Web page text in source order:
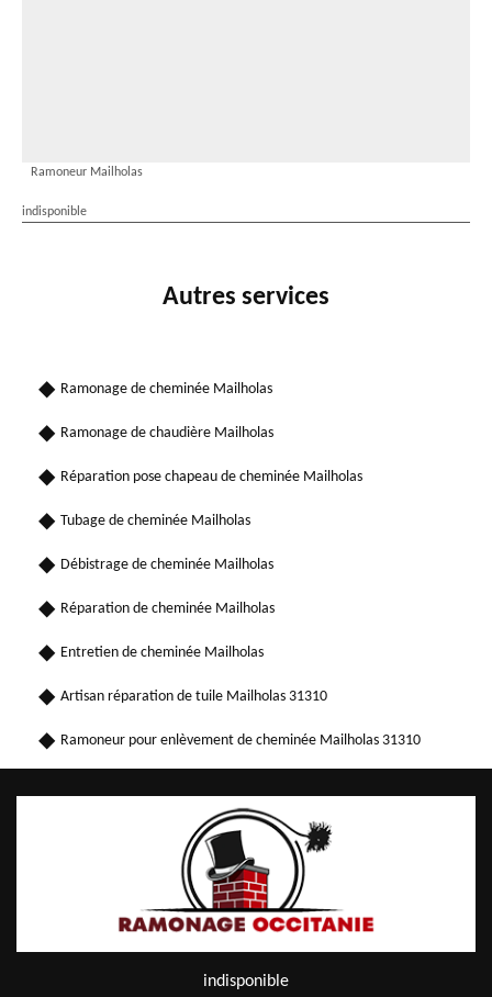
Ramoneur Mailholas
indisponible
Autres services
Ramonage de cheminée Mailholas
Ramonage de chaudière Mailholas
Réparation pose chapeau de cheminée Mailholas
Tubage de cheminée Mailholas
Débistrage de cheminée Mailholas
Réparation de cheminée Mailholas
Entretien de cheminée Mailholas
Artisan réparation de tuile Mailholas 31310
Ramoneur pour enlèvement de cheminée Mailholas 31310
indisponible